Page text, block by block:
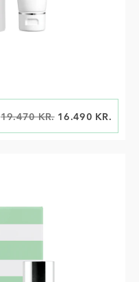
VERÐ ÁÐUR:
19.470 KR. 16.490 KR.